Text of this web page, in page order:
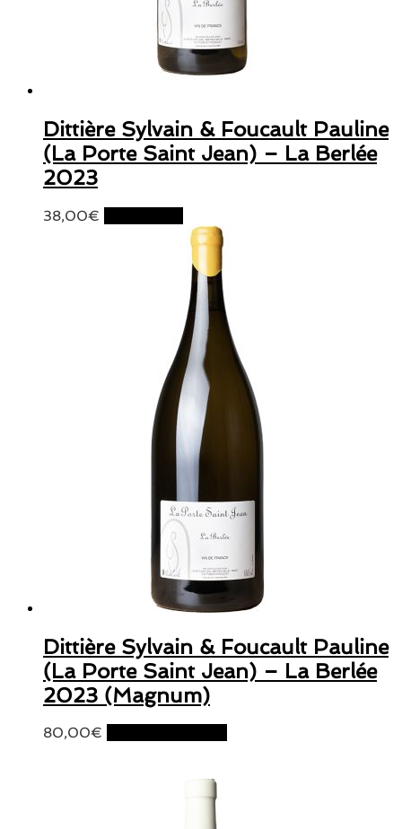
Dittière Sylvain & Foucault Pauline
(La Porte Saint Jean) – La Berlée
2023
38,00€
Dittière Sylvain & Foucault Pauline
(La Porte Saint Jean) – La Berlée
2023 (Magnum)
80,00€